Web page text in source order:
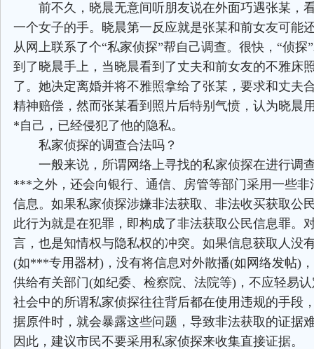
前不久，晓晨无意间听朋友说在外面巧遇张某，
一个女子的手。晓晨第一反应就是张某和前女友可能
从网上联系了个“私家侦探”帮自己调查。很快，“侦探
到了晓晨手上，当晓晨看到了丈夫和前女友的不雅床
了。她决定离婚并将不雅照拿给了张某，要求和丈夫
精神赔偿，然而张某看到照片后特别气愤，认为晓晨
*自己，已经侵犯了他的隐私。
私家侦探的调查合法吗？
一般来说，所谓网络上寻找的私家侦探在进行调
***之外，还会向银行、通信、房管等部门采用一些非
信息。如果私家侦探涉嫌非法获取、非法收买获取公
此行为就是在犯罪，即构成了非法获取公民信息罪。
言，也是知情权与隐私权的冲突。如果信息获取人没
(如***专用器材)，没有将信息对外散播(如网络发帖)
供给有关部门(如纪委、检察院、法院等)，不应轻易
社会中的所谓私家侦探往往背后都在使用违规的手段
据原件时，就会暴露这些问题，导致非法获取的证据
因此，建议市民不要采用私家侦探来收集直接证据。